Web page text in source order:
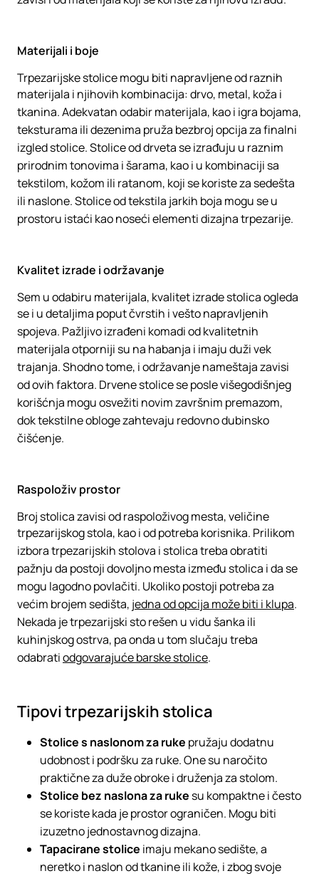
Materijali i boje
Trpezarijske stolice mogu biti napravljene od raznih
materijala i njihovih kombinacija: drvo, metal, koža i
tkanina. Adekvatan odabir materijala, kao i igra bojama,
teksturama ili dezenima pruža bezbroj opcija za finalni
izgled stolice. Stolice od drveta se izrađuju u raznim
prirodnim tonovima i šarama, kao i u kombinaciji sa
tekstilom, kožom ili ratanom, koji se koriste za sedešta
ili naslone. Stolice od tekstila jarkih boja mogu se u
prostoru istaći kao noseći elementi dizajna trpezarije.
Kvalitet izrade i održavanje
Sem u odabiru materijala, kvalitet izrade stolica ogleda
se i u detaljima poput čvrstih i vešto napravljenih
spojeva. Pažljivo izrađeni komadi od kvalitetnih
materijala otporniji su na habanja i imaju duži vek
trajanja. Shodno tome, i održavanje nameštaja zavisi
od ovih faktora. Drvene stolice se posle višegodišnjeg
korišćnja mogu osvežiti novim završnim premazom,
dok tekstilne obloge zahtevaju redovno dubinsko
čišćenje.
Raspoloživ prostor
Broj stolica zavisi od raspoloživog mesta, veličine
trpezarijskog stola, kao i od potreba korisnika. Prilikom
izbora trpezarijskih stolova i stolica treba obratiti
pažnju da postoji dovoljno mesta između stolica i da se
mogu lagodno povlačiti. Ukoliko postoji potreba za
većim brojem sedišta, jedna od opcija može biti i klupa.
Nekada je trpezarijski sto rešen u vidu šanka ili
kuhinjskog ostrva, pa onda u tom slučaju treba
odabratiodgovarajuće barske stolice.
Tipovi trpezarijskih stolica
Stolice s naslonom za ruke pružaju dodatnu
udobnost i podršku za ruke. One su naročito
praktične za duže obroke i druženja za stolom.
Stolice bez naslona za ruke su kompaktne i često
se koriste kada je prostor ograničen. Mogu biti
izuzetno jednostavnog dizajna.
Tapacirane stolice imaju mekano sedište, a
neretko i naslon od tkanine ili kože, i zbog svoje